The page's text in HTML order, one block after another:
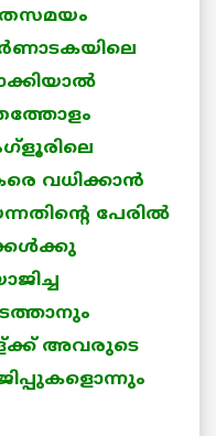
വധിക്കാന്‍
പേരില്‍
അവരുടെ